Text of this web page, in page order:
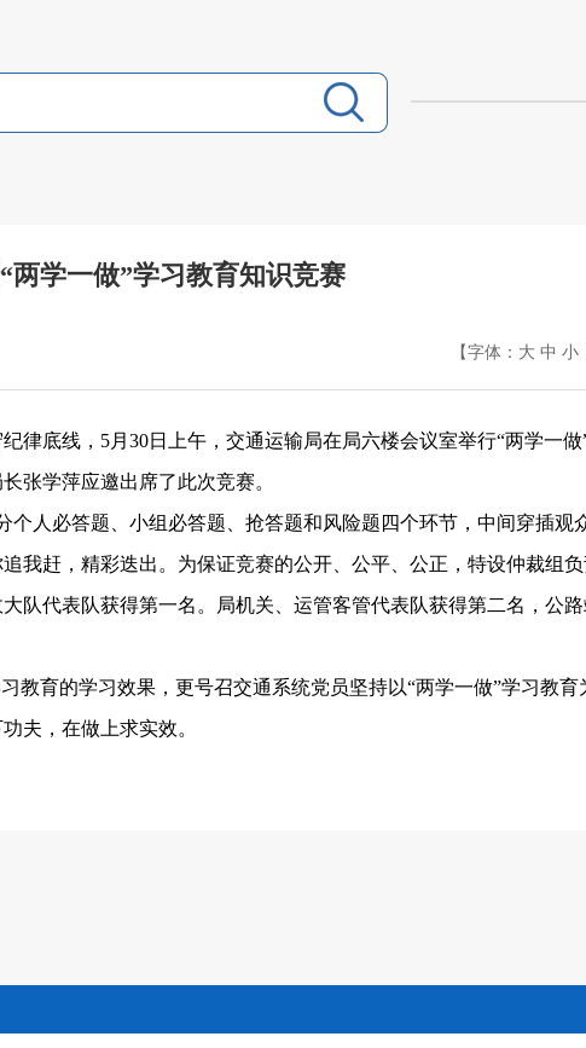
两学一做”学习教育知识竞赛
【字体： 大 中 小
律底线， 5月 30日上午，交通运输局在局六楼会议室举行“两学一
张学萍应邀出席了此次竞赛。
个人必答题、小组必答题、抢答题和风险题四个环节，中间穿插观
我赶，精彩迭出。为保证竞赛的公开、公平、公正，特设仲裁组
队代表队获得第一名。局机关、运管客管代表队获得第二名，公
教育的学习效果，更号召交通系统党员坚持以“两学一做”学习教育
夫，在做上求实效。